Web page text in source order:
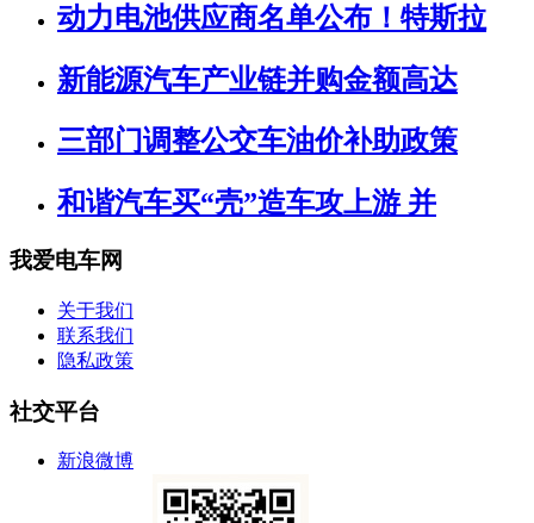
动力电池供应商名单公布！特斯拉
新能源汽车产业链并购金额高达
三部门调整公交车油价补助政策
和谐汽车买“壳”造车攻上游 并
我爱电车网
关于我们
联系我们
隐私政策
社交平台
新浪微博